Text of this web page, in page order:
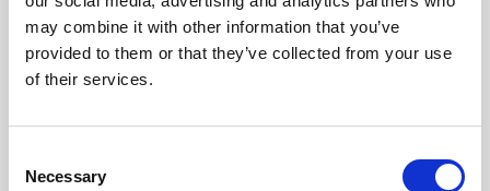
may combine it with other information that you’ve
provided to them or that they’ve collected from your use
of their services.
Selection
Necessary
📆Prendre rendez-vous